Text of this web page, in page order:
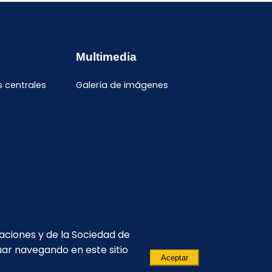
Mayo
Febrero
Enero
Junio
centrales
Multimedia
Galería de imágenes
y de la Sociedad de
navegando en este sitio
Aceptar